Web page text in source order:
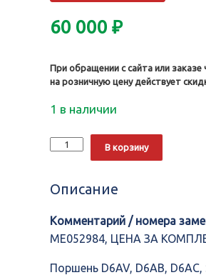
60 000 ₽
При обращении с сайта или заказе
на розничную цену действует
1 в наличии
Количество
Поршень
D6AC,
23411-
83802,
В корзину
Описание
Комментарий / номера
ME052984, ЦЕНА ЗА
Поршень D6AV, D6AB, D6AC,